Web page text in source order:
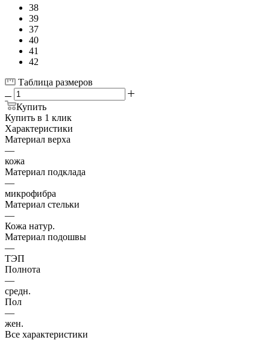
38
39
37
40
41
42
Таблица размеров
Купить
Купить в 1 клик
Характеристики
Материал верха
—
кожа
Материал подклада
—
микрофибра
Материал стельки
—
Кожа натур.
Материал подошвы
—
ТЭП
Полнота
—
средн.
Пол
—
жен.
Все характеристики